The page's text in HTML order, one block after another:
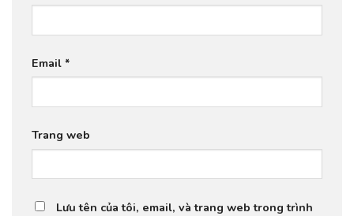
Email *
Trang web
Lưu tên của tôi, email, và trang web trong trình